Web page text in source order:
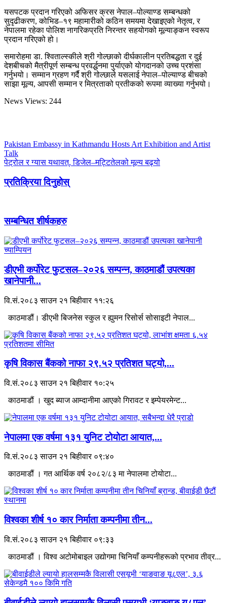
यसपटक प्रदान गरिएको अफिसर क्रस नेपाल–पोल्याण्ड सम्बन्धको
सुदृढीकरण, कोभिड–१९ महामारीको कठिन समयमा देखाइएको नेतृत्व, र
नेपालमा रहेका पोलिश नागरिकप्रति निरन्तर सहयोगको मूल्याङ्कन स्वरूप
प्रदान गरिएको हो।
समारोहमा डा. श्विताल्स्कीले श्री गोल्छाको दीर्घकालीन प्रतिबद्धता र दुई
देशबीचको मैत्रीपूर्ण सम्बन्ध प्रवर्द्धनमा पुर्याएको योगदानको उच्च प्रशंसा
गर्नुभयो। सम्मान ग्रहण गर्दै श्री गोल्छाले यसलाई नेपाल–पोल्याण्ड बीचको
साझा मूल्य, आपसी सम्मान र मित्रताको प्रतीकको रूपमा व्याख्या गर्नुभयो।
News Views: 244
Pakistan Embassy in Kathmandu Hosts Art Exhibition and Artist
Talk
पेट्रोल र ग्यास यथावत्, डिजेल–मट्टितेलको मूल्य बढ्यो
प्रतिक्रिया दिनुहोस्
सम्बन्धित शीर्षकहरु
डीएभी कर्पोरेट फुटसल–२०२६ सम्पन्न, काठमाडौं उपत्यका
खानेपानी...
वि.सं.२०८३ साउन २१ बिहीवार ११:२६
काठमाडौं। डीएभी बिजनेस स्कुल र ह्युमन रिसोर्स सोसाइटी नेपाल...
कृषि विकास बैंकको नाफा २९.५२ प्रतिशत घट्यो,...
वि.सं.२०८३ साउन २१ बिहीवार १०:२५
काठमाडौं । खुद ब्याज आम्दानीमा आएको गिरावट र इम्पेयरमेन्ट...
नेपालमा एक वर्षमा १३१ युनिट टोयोटा आयात,...
वि.सं.२०८३ साउन २१ बिहीवार ०९:४०
काठमाडौं । गत आर्थिक वर्ष २०८२/८३ मा नेपालमा टोयोटा...
विश्वका शीर्ष १० कार निर्माता कम्पनीमा तीन...
वि.सं.२०८३ साउन २१ बिहीवार ०९:३३
काठमाडौं । विश्व अटोमोबाइल उद्योगमा चिनियाँ कम्पनीहरूको प्रभाव तीव्र...